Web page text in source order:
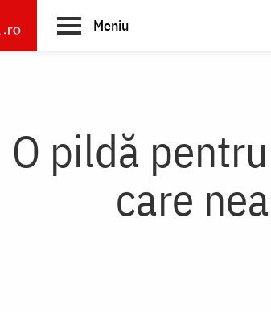
Meniu
O pildă
care